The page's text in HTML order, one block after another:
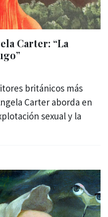
Carter: “La
británicos más
Carter aborda en
sexual y la